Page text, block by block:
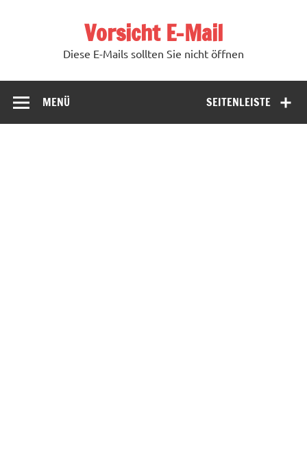
Vorsicht E-Mail
Diese E-Mails sollten Sie nicht öffnen
SEITENLEISTE
MENÜ